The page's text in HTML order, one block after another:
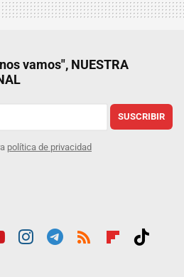
vamos", NUESTRA
SUSCRIBIR
política de privacidad